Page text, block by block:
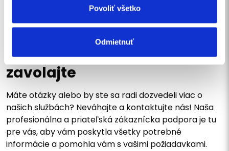
Povoliť všetko
Odmietnuť
Napíšte nám správu alebo
zavolajte
Máte otázky alebo by ste sa radi dozvedeli viac o
našich službách? Neváhajte a kontaktujte nás! Naša
profesionálna a priateľská zákaznícka podpora je tu
pre vás, aby vám poskytla všetky potrebné
informácie a pomohla vám s vašimi požiadavkami.